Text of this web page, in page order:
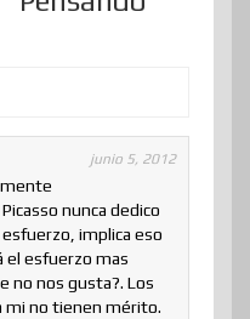
junio 5, 2012
nunca dedico
implica eso
el esfuerzo mas
no nos gusta?. Los
mi no tienen mérito.